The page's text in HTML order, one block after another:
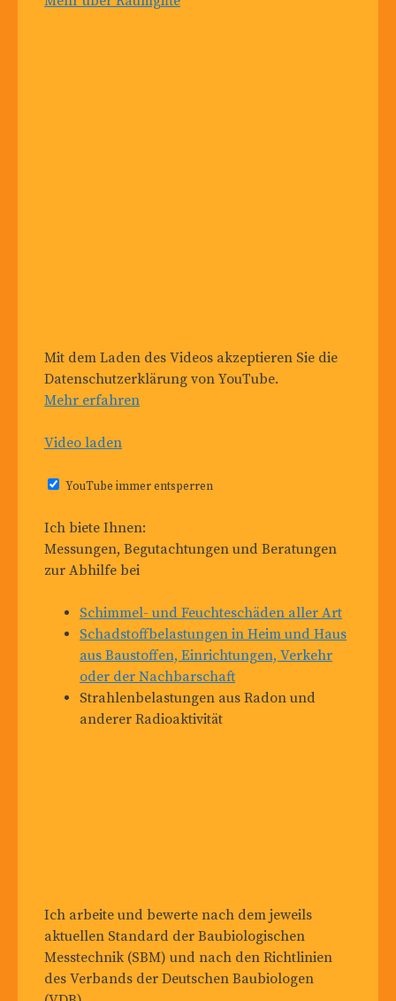
Mit dem Laden des Videos akzeptieren Sie die
Datenschutzerklärung von YouTube.
Mehr erfahren
Video laden
YouTube immer entsperren
Ich biete Ihnen:
Messungen, Begutachtungen und Beratungen
zur Abhilfe bei
Schimmel- und Feuchteschäden aller Art
Schadstoffbelastungen in Heim und Haus
aus Baustoffen, Einrichtungen, Verkehr
oder der Nachbarschaft
Strahlenbelastungen aus Radon und
anderer Radioaktivität
Ich arbeite und bewerte nach dem jeweils
aktuellen Standard der Baubiologischen
Messtechnik (SBM) und nach den Richtlinien
des Verbands der Deutschen Baubiologen